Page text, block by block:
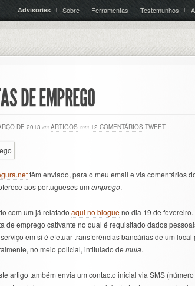
Advisories Sobre Ferramentas Testemunhos
DE EMPREGO
DE 2013 em ARTIGOS com 12 COMENTÁRIOS TWEET
têm enviado, para o meu email e via comentários
aos portugueses um emprego.
com um já relatado aqui no blogueno dia 19 de
de emprego cativante no qual é requisitado dados
em si é efetuar transferências bancárias de um local
no meio policial, intitulado de mula.
artigo também envia um contacto inicial via SMS